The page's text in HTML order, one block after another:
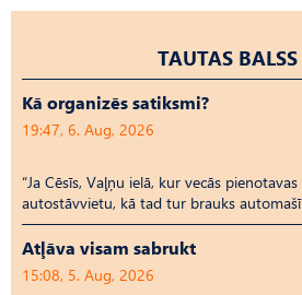
TAUTAS BALSS
Kā organizēs satiksmi?
19:47, 6. Aug, 2026
“Ja Cēsīs, Vaļņu ielā, kur vecās
autostāvvietu, kā tad tur brauks
Atļāva visam sabrukt
15:08, 5. Aug, 2026